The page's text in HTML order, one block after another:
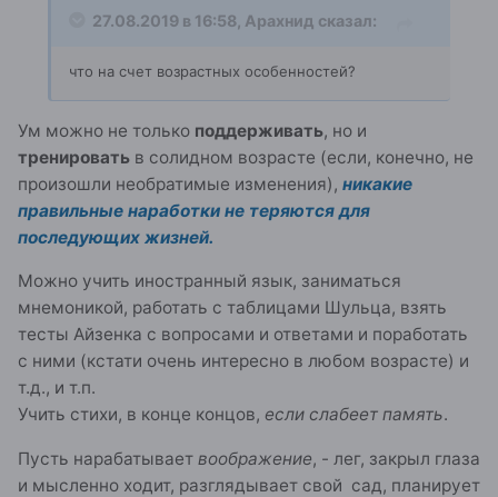
27.08.2019 в 16:58, Арахнид сказал:
что на счет возрастных особенностей?
Ум можно не только поддерживать, но и
тренировать в солидном возрасте (если, конечно, не
произошли необратимые изменения), никакие
правильные наработки не теряются для
последующих жизней.
Можно учить иностранный язык, заниматься
мнемоникой, работать с таблицами Шульца, взять
тесты Айзенка с вопросами и ответами и поработать
с ними (кстати очень интересно в любом возрасте) и
т.д., и т.п.
Учить стихи, в конце концов, если слабеет память.
Пусть нарабатывает воображение, - лег, закрыл глаза
и мысленно ходит, разглядывает свой сад, планирует